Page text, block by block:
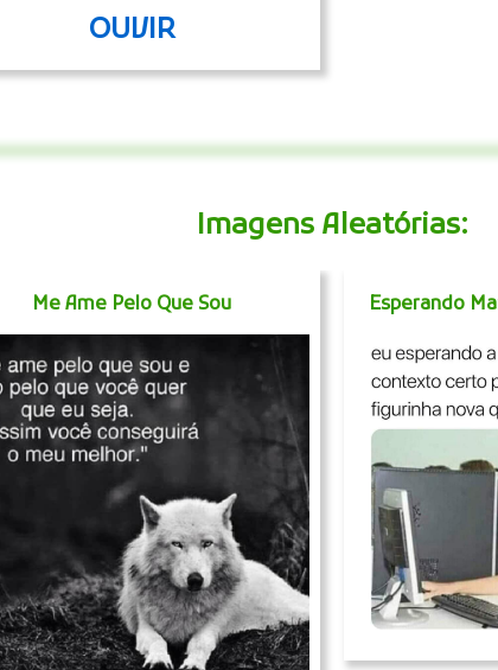
OUVIR
Imagens Aleatórias:
Me Ame Pelo Que Sou Esperando